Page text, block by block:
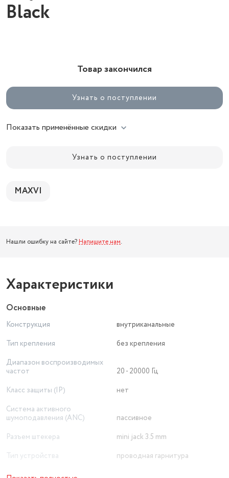
Black
Товар закончился
Узнать о поступлении
Показать применённые скидки
Узнать о поступлении
MAXVI
Нашли ошибку на сайте? Напишите нам.
Характеристики
Основные
Конструкция
внутриканальные
Тип крепления
без крепления
Диапазон воспроизводимых
частот
20 - 20000 Гц
Класс защиты (IP)
нет
Система активного
шумоподавления (ANC)
пассивное
Разъем штекера
mini jack 3.5 mm
Тип устройства
проводная гарнитура